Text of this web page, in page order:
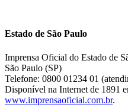
Estado de São Paulo
Imprensa Oficial do Estado de
São Paulo (SP)
Telefone: 0800 01234 01
Disponível na Internet de 1891
www.imprensaoficial.com.br.